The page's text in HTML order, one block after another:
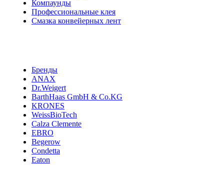
Компаунды
Профессиональные клея
Смазка конвейерных лент
Бренды
ANAX
Dr.Weigert
BarthHaas GmbH & Co.KG
KRONES
WeissBioTech
Calza Clemente
EBRO
Begerow
Condetta
Eaton